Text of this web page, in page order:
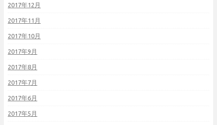
2017年12月
2017年11月
2017年10月
2017年9月
2017年8月
2017年7月
2017年6月
2017年5月